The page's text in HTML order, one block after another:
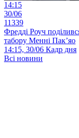
14:15
30/06
11339
Фредді Роуч
табору Менні Пак’яо
14:15, 30/06 Кадр дня
Всі новини